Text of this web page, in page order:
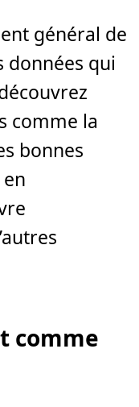
général de
données qui
comme la
bonnes
comme